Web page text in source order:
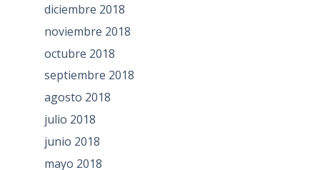
diciembre 2018
noviembre 2018
octubre 2018
septiembre 2018
agosto 2018
julio 2018
junio 2018
mayo 2018